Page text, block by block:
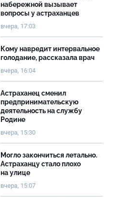
набережной вызывает
вопросы у астраханцев
вчера, 17:03
Кому навредит интервальное
голодание, рассказала врач
вчера, 16:04
Астраханец сменил
предпринимательскую
деятельность на службу
Родине
вчера, 15:30
Могло закончиться летально.
Астраханцу стало плохо
на улице
вчера, 15:07